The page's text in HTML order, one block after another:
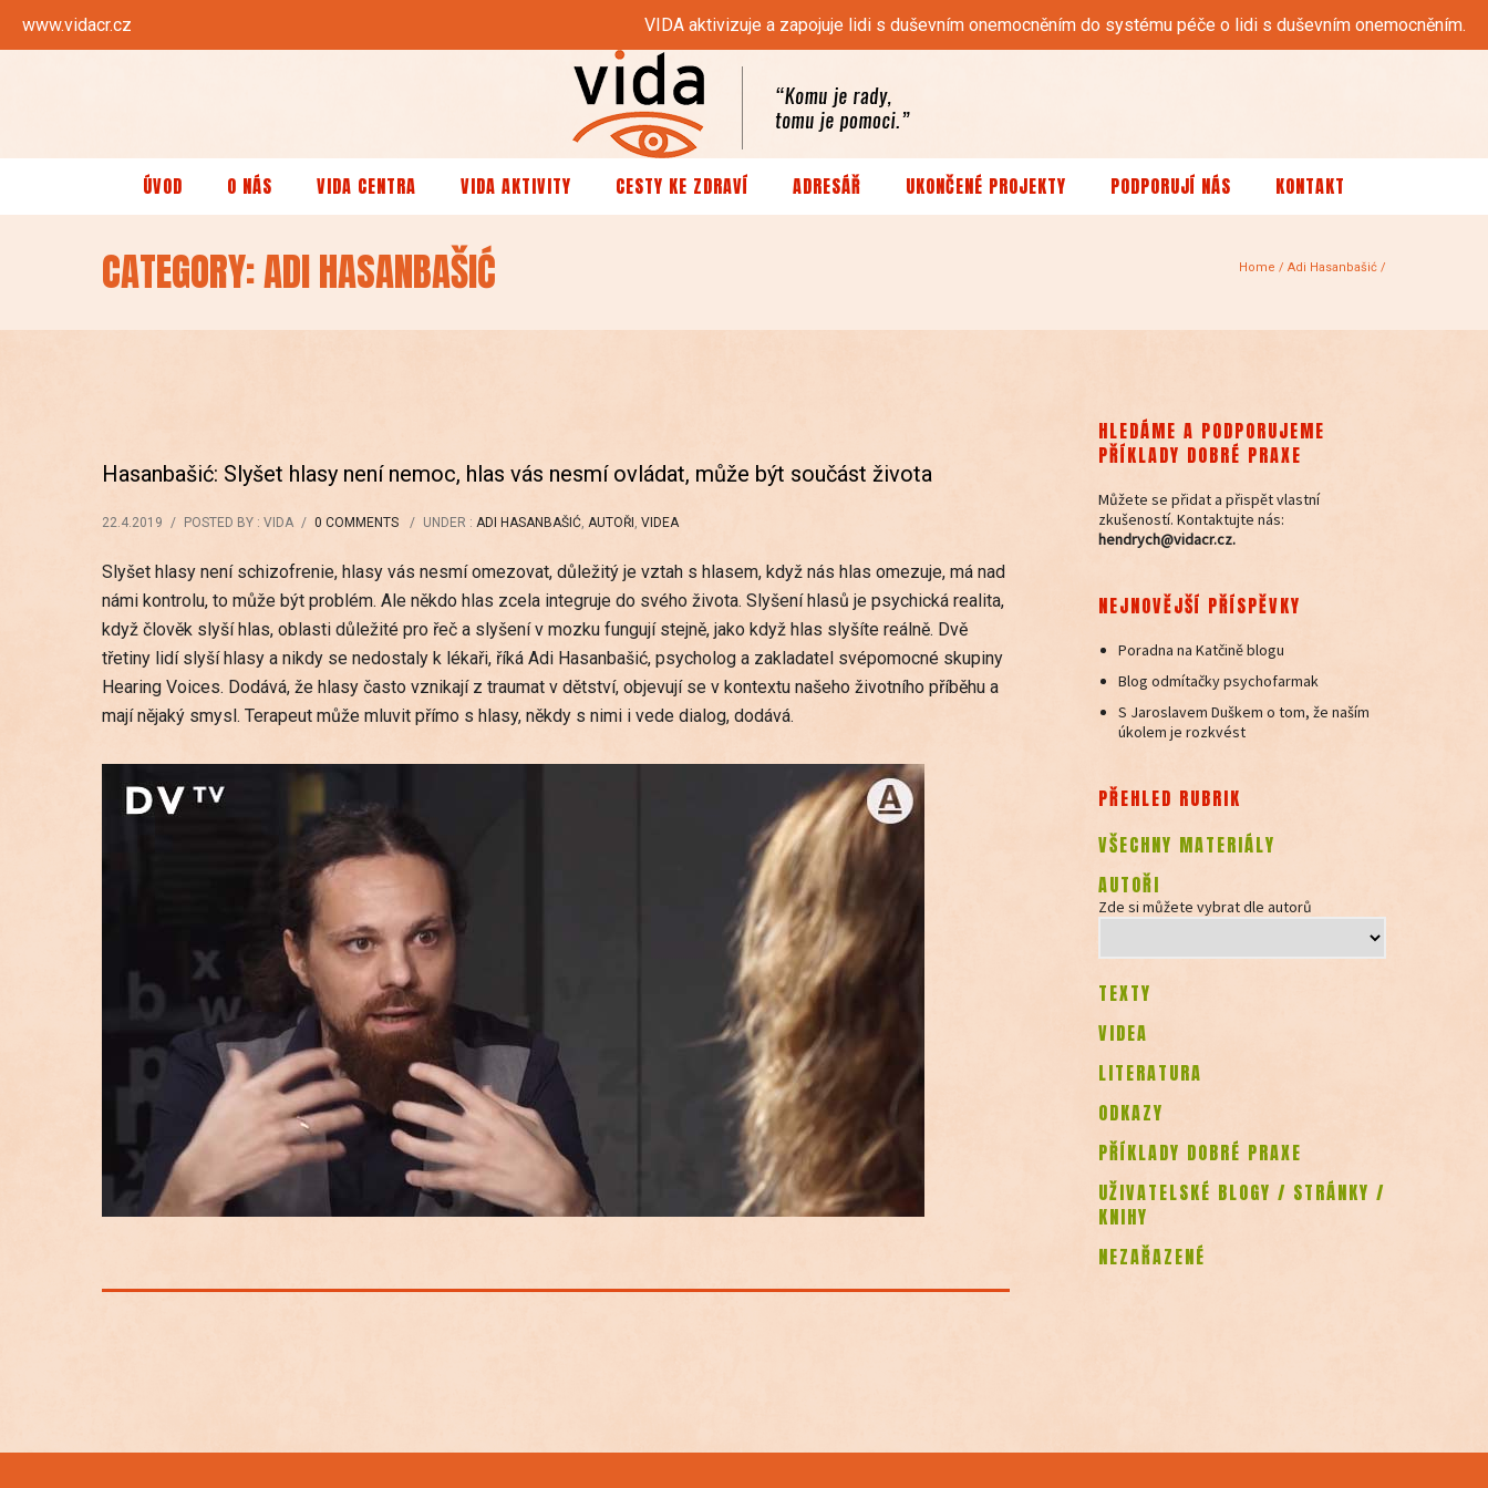
www.vidacr.cz VIDA aktivizuje a zapojuje lidi s duševním onemocněním do systému péče o lidi s duševním onemocněním.
ÚVOD O NÁS VIDA CENTRA VIDA AKTIVITY CESTY KE ZDRAVÍ ADRESÁŘ UKONČENÉ PROJEKTY PODPORUJÍ NÁS KONTAKT
CATEGORY: ADI HASANBAŠIĆ Home / Adi Hasanbašić /
Hasanbašić: Slyšet hlasy není nemoc, hlas vás nesmí ovládat, může být součást života
22.4.2019 / POSTED BY : VIDA / 0 COMMENTS / UNDER : ADI HASANBAŠIĆ, AUTOŘI , VIDEA
Slyšet hlasy není schizofrenie, hlasy vás nesmí omezovat, důležitý je vztah s hlasem, když nás hlas omezuje, má nad
námi kontrolu, to může být problém. Ale někdo hlas zcela integruje do svého života. Slyšení hlasů je psychická realita,
když člověk slyší hlas, oblasti důležité pro řeč a slyšení v mozku fungují stejně, jako když hlas slyšíte reálně. Dvě
třetiny lidí slyší hlasy a nikdy se nedostaly k lékaři, říká Adi Hasanbašić, psycholog a zakladatel svépomocné skupiny
Hearing Voices. Dodává, že hlasy často vznikají z traumat v dětství, objevují se v kontextu našeho životního příběhu a
mají nějaký smysl. Terapeut může mluvit přímo s hlasy, někdy s nimi i vede dialog, dodává.
HLEDÁME A PODPORUJEME
PŘÍKLADY DOBRÉ PRAXE
Můžete se přidat a přispět vlastní
zkušeností. Kontaktujte nás:
hendrych@vidacr.cz.
NEJNOVĚJŠÍ PŘÍSPĚVKY
Poradna na Katčině blogu
Blog odmítačky psychofarmak
S Jaroslavem Duškem o tom, že naším
úkolem je rozkvést
PŘEHLED RUBRIK
VŠECHNY MATERIÁLY
AUTOŘI
Zde si můžete vybrat dle autorů
TEXTY
VIDEA
LITERATURA
ODKAZY
PŘÍKLADY DOBRÉ PRAXE
UŽIVATELSKÉ BLOGY / STRÁNKY /
KNIHY
NEZAŘAZENÉ